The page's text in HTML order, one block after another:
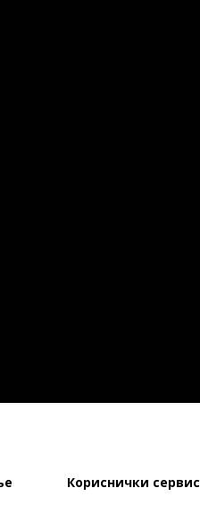
Кориснички сервис